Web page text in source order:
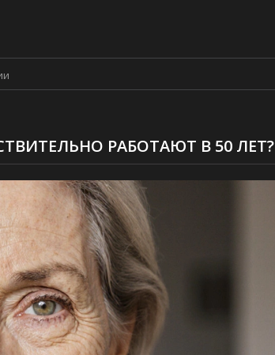
РАБОТАЮТ В 50 ЛЕТ?